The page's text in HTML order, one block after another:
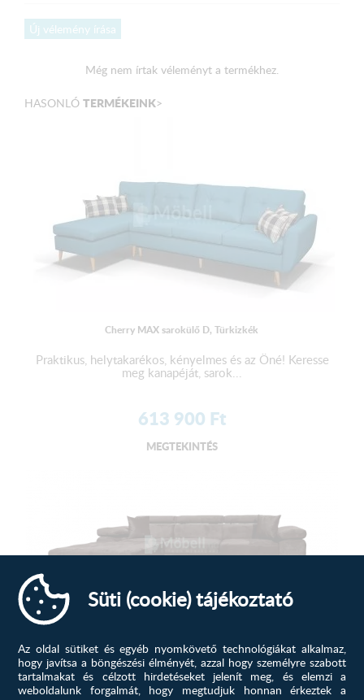
Beülőmélység (párnával): 58 cm
Háttámlamagasság: 73 cm
A terméket elemekre bontva, csomagolva szállítjuk!
Új vélemény írása
Még nem írtak véleményt a termékhez.
HASONLÓ TERMÉKEINK>
Cherry MAX sarokülő D, Türkizkék
Praktikus, helytakarékos, kényelmes és az Öné! Keresse
meg kanapéját, sarok...
613 900 Ft
MEGTEKINTÉS
Praktikus, helytakarékos, kényelmes és az Öné! Keresse
meg kanapéját, sarok...
Süti (cookie) tájékoztató
Az oldal sütiket és egyéb nyomkövető technológiákat alkalmaz,
hogy javítsa a böngészési élményét, azzal hogy személyre szabott
tartalmakat és célzott hirdetéseket jelenít meg, és elemzi a
weboldalunk forgalmát, hogy megtudjuk honnan érkeztek a